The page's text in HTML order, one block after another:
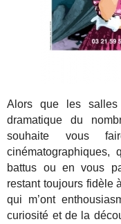
Alors que les
dramatique du
souhaite vous
battus ou en vous
restant toujours fidèle
qui m’ont
curiosité et de la